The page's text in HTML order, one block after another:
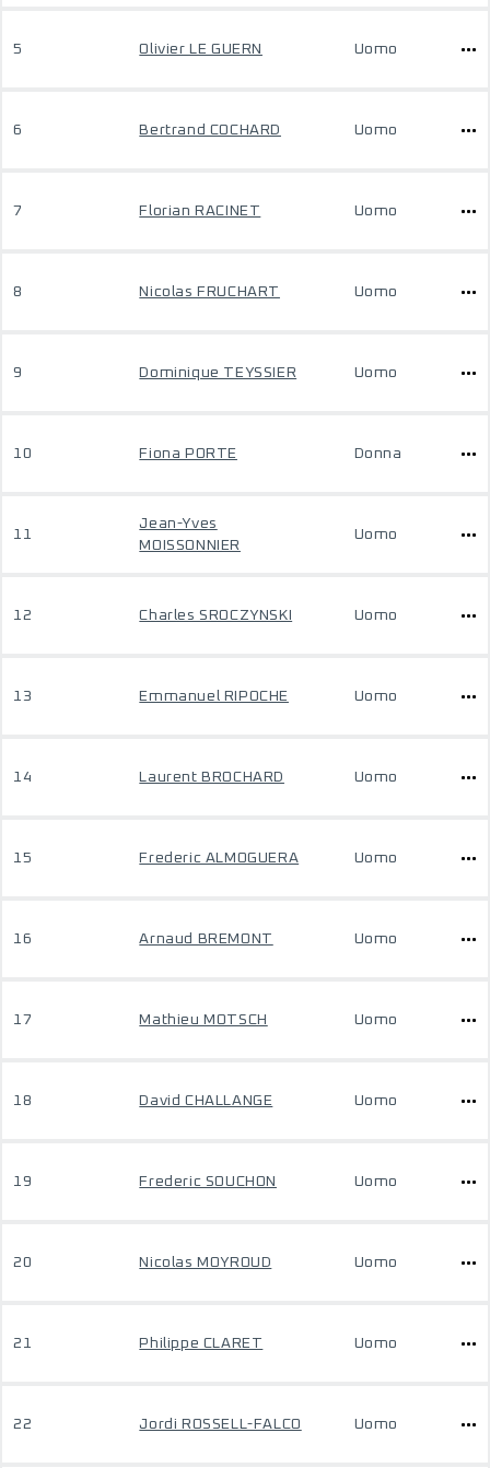
5 Olivier LE GUERN Uomo
6 Bertrand COCHARD Uomo
7 Florian RACINET Uomo
8 Nicolas FRUCHART Uomo
9 Dominique TEYSSIER Uomo
10 Fiona PORTE Donna
11
Jean-Yves
MOISSONNIER
Uomo
12 Charles SROCZYNSKI Uomo
13 Emmanuel RIPOCHE Uomo
14 Laurent BROCHARD Uomo
15 Frederic ALMOGUERA Uomo
16 Arnaud BREMONT Uomo
17 Mathieu MOTSCH Uomo
18 David CHALLANGE Uomo
19 Frederic SOUCHON Uomo
20 Nicolas MOYROUD Uomo
21 Philippe CLARET Uomo
22 Jordi ROSSELL-FALCO Uomo